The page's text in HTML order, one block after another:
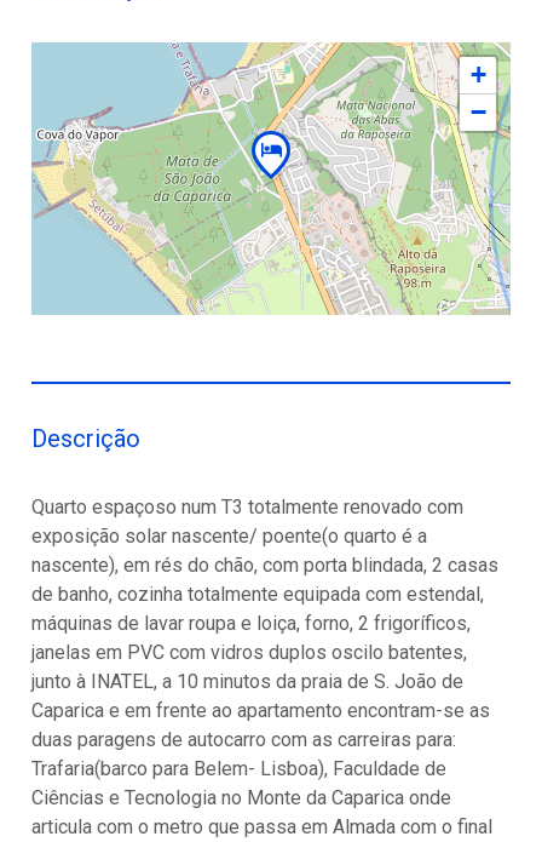
+
−
Descrição
Quarto espaçoso num T3 totalmente renovado com
exposição solar nascente/ poente(o quarto é a
nascente), em rés do chão, com porta blindada, 2 casas
de banho, cozinha totalmente equipada com estendal,
máquinas de lavar roupa e loiça, forno, 2 frigoríficos,
janelas em PVC com vidros duplos oscilo batentes,
junto à INATEL, a 10 minutos da praia de S. João de
Caparica e em frente ao apartamento encontram-se as
duas paragens de autocarro com as carreiras para:
Trafaria(barco para Belem- Lisboa), Faculdade de
Ciências e Tecnologia no Monte da Caparica onde
articula com o metro que passa em Almada com o final